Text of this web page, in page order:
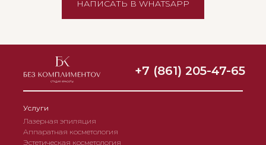
НАПИСАТЬ В WHATSAPP
Лазерная эпиляция
Аппаратная косметология
Эстетическая косметология
Услуги
+7 (861) 205-47-65